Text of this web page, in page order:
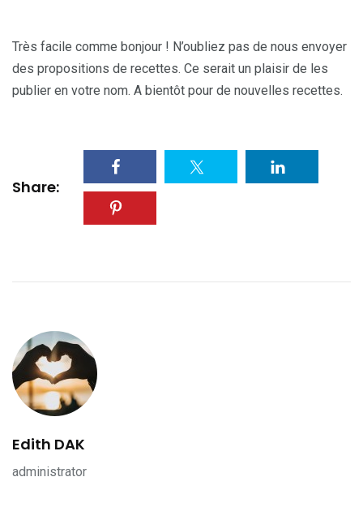
Très facile comme bonjour ! N’oubliez pas de nous envoyer
des propositions de recettes. Ce serait un plaisir de les
publier en votre nom. A bientôt pour de nouvelles recettes.
Share:
Edith DAK
administrator